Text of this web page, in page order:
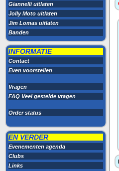
Giannelli uitlaten
Jolly Moto uitlaten
Jim Lomas uitlaten
Banden
INFORMATIE
Contact
Even voorstellen
Vragen
FAQ Veel gestelde vragen
Order status
EN VERDER
Evenementen agenda
Clubs
Links